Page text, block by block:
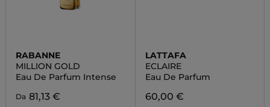
RABANNE
MILLION GOLD
Eau De Parfum Intense
Da 81,13 €
LATTAFA
ECLAIRE
Eau De Parfum
60,00 €